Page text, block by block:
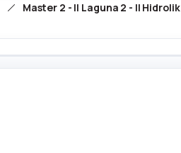
Master 2 - II Laguna 2 - II